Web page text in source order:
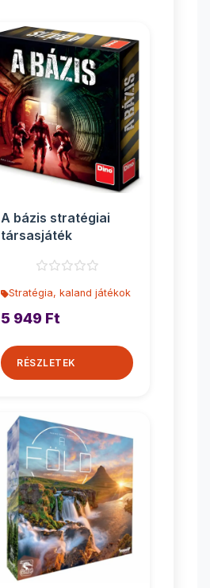
A bázis stratégiai
társasjáték
Stratégia, kaland játékok
5 949 Ft
RÉSZLETEK